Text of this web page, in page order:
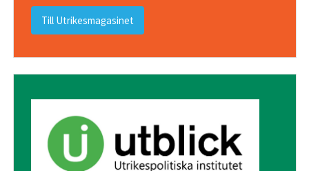
Till Utrikesmagasinet